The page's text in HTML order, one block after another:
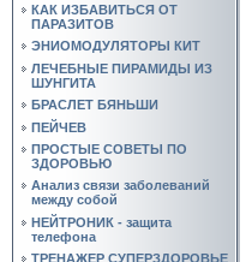
КАК ИЗБАВИТЬСЯ ОТ
ПАРАЗИТОВ
ЭНИОМОДУЛЯТОРЫ КИТ
ЛЕЧЕБНЫЕ ПИРАМИДЫ ИЗ
ШУНГИТА
БРАСЛЕТ БЯНЬШИ
ПЕЙЧЕВ
ПРОСТЫЕ СОВЕТЫ ПО
ЗДОРОВЬЮ
Анализ связи заболеваний
между собой
НЕЙТРОНИК - защита
телефона
ТРЕНАЖЕР СУПЕРЗДОРОВЬЕ